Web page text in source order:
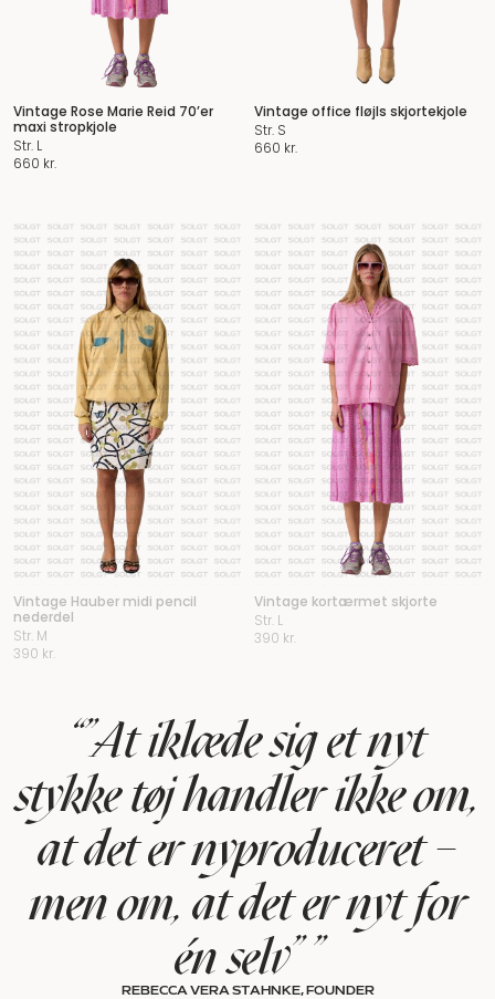
Vintage Rose Marie Reid 70’er
maxi stropkjole
Str. L
660 kr.
Vintage office fløjls skjortekjole
Str. S
660 kr.
Vintage Hauber midi pencil
nederdel
Str. M
390 kr.
Vintage kortærmet skjorte
Str. L
390 kr.
“”At iklæde sig et nyt
stykke tøj handler ikke om,
at det er nyproduceret –
men om, at det er nyt for
én selv” ”
REBECCA VERA STAHNKE, FOUNDER